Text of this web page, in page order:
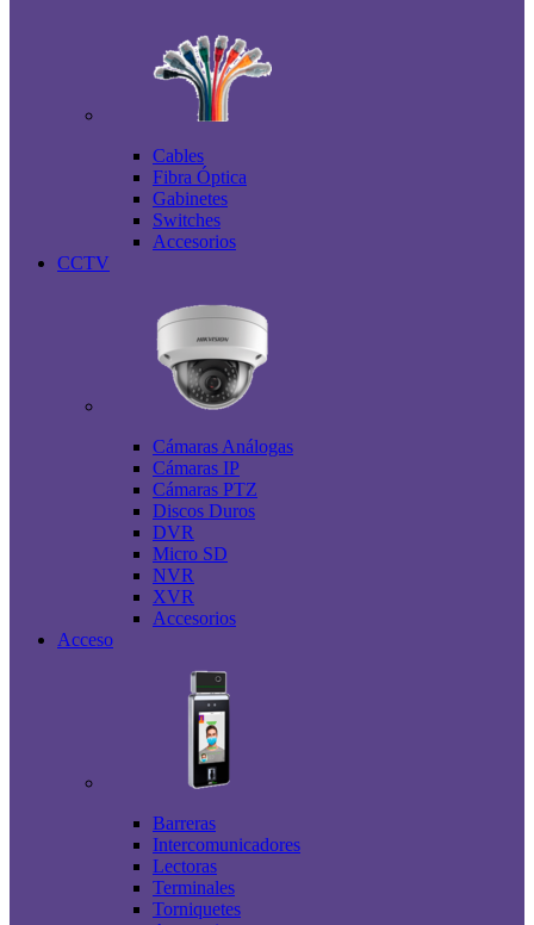
Cables
Fibra Óptica
Gabinetes
Switches
Accesorios
CCTV
Cámaras Análogas
Cámaras IP
Cámaras PTZ
Discos Duros
DVR
Micro SD
NVR
XVR
Accesorios
Acceso
Barreras
Intercomunicadores
Lectoras
Terminales
Torniquetes